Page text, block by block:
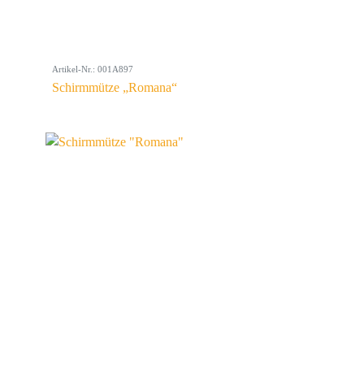
Artikel-Nr.: 001A897
Schirmmütze „Romana“